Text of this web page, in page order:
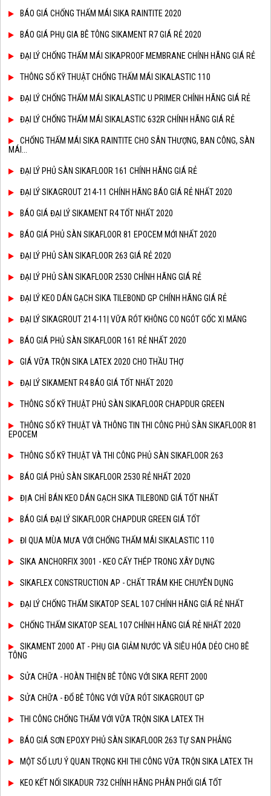
BÁO GIÁ CHỐNG THẤM MÁI SIKA RAINTITE 2020
BÁO GIÁ PHỤ GIA BÊ TÔNG SIKAMENT R7 GIÁ RẺ 2020
ĐẠI LÝ CHỐNG THẤM MÁI SIKAPROOF MEMBRANE CHÍNH HÃNG GIÁ RẺ
THÔNG SỐ KỸ THUẬT CHỐNG THẤM MÁI SIKALASTIC 110
ĐẠI LÝ CHỐNG THẤM MÁI SIKALASTIC U PRIMER CHÍNH HÃNG GIÁ RẺ
ĐẠI LÝ CHỐNG THẤM MÁI SIKALASTIC 632R CHÍNH HÃNG GIÁ RẺ
CHỐNG THẤM MÁI SIKA RAINTITE CHO SÂN THƯỢNG, BAN CÔNG, SÀN
MÁI...
ĐẠI LÝ PHỦ SÀN SIKAFLOOR 161 CHÍNH HÃNG GIÁ RẺ
ĐẠI LÝ SIKAGROUT 214-11 CHÍNH HÃNG BÁO GIÁ RẺ NHẤT 2020
BÁO GIÁ ĐẠI LÝ SIKAMENT R4 TỐT NHẤT 2020
BÁO GIÁ PHỦ SÀN SIKAFLOOR 81 EPOCEM MỚI NHẤT 2020
ĐẠI LÝ PHỦ SÀN SIKAFLOOR 263 GIÁ RẺ 2020
ĐẠI LÝ PHỦ SÀN SIKAFLOOR 2530 CHÍNH HÃNG GIÁ RẺ
ĐẠI LÝ KEO DÁN GẠCH SIKA TILEBOND GP CHÍNH HÃNG GIÁ RẺ
ĐẠI LÝ SIKAGROUT 214-11| VỮA RÓT KHÔNG CO NGÓT GỐC XI MĂNG
BÁO GIÁ PHỦ SÀN SIKAFLOOR 161 RẺ NHẤT 2020
GIÁ VỮA TRỘN SIKA LATEX 2020 CHO THẦU THỢ
ĐẠI LÝ SIKAMENT R4 BÁO GIÁ TỐT NHẤT 2020
THÔNG SỐ KỸ THUẬT PHỦ SÀN SIKAFLOOR CHAPDUR GREEN
THÔNG SỐ KỸ THUẬT VÀ THÔNG TIN THI CÔNG PHỦ SÀN SIKAFLOOR 81
EPOCEM
THÔNG SỐ KỸ THUẬT VÀ THI CÔNG PHỦ SÀN SIKAFLOOR 263
BÁO GIÁ PHỦ SÀN SIKAFLOOR 2530 RẺ NHẤT 2020
ĐỊA CHỈ BÁN KEO DÁN GẠCH SIKA TILEBOND GIÁ TỐT NHẤT
BÁO GIÁ ĐẠI LÝ SIKAFLOOR CHAPDUR GREEN GIÁ TỐT
ĐI QUA MÙA MƯA VỚI CHỐNG THẤM MÁI SIKALASTIC 110
SIKA ANCHORFIX 3001 - KEO CẤY THÉP TRONG XÂY DỰNG
SIKAFLEX CONSTRUCTION AP - CHẤT TRÁM KHE CHUYÊN DỤNG
ĐẠI LÝ CHỐNG THẤM SIKATOP SEAL 107 CHÍNH HÃNG GIÁ RẺ NHẤT
CHỐNG THẤM SIKATOP SEAL 107 CHÍNH HÃNG GIÁ RẺ NHẤT 2020
SIKAMENT 2000 AT - PHỤ GIA GIẢM NƯỚC VÀ SIÊU HÓA DẺO CHO BÊ
TÔNG
SỬA CHỮA - HOÀN THIỆN BÊ TÔNG VỚI SIKA REFIT 2000
SỬA CHỮA - ĐỔ BÊ TÔNG VỚI VỮA RÓT SIKAGROUT GP
THI CÔNG CHỐNG THẤM VỚI VỮA TRỘN SIKA LATEX TH
BÁO GIÁ SƠN EPOXY PHỦ SÀN SIKAFLOOR 263 TỰ SAN PHẲNG
MỘT SỐ LƯU Ý QUAN TRỌNG KHI THI CÔNG VỮA TRỘN SIKA LATEX TH
KEO KẾT NỐI SIKADUR 732 CHÍNH HÃNG PHÂN PHỐI GIÁ TỐT